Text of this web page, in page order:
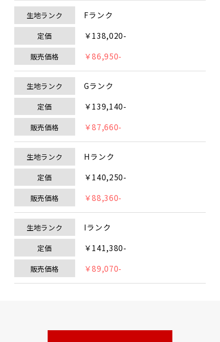
生地ランク Fランク
定価 ￥138,020-
販売価格 ￥86,950-
生地ランク Gランク
定価 ￥139,140-
販売価格 ￥87,660-
生地ランク Hランク
定価 ￥140,250-
販売価格 ￥88,360-
生地ランク Iランク
定価 ￥141,380-
販売価格 ￥89,070-